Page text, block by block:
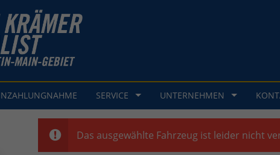
SERVICE UNTERNEHMEN
Das ausgewählte Fahrzeug ist leider nicht